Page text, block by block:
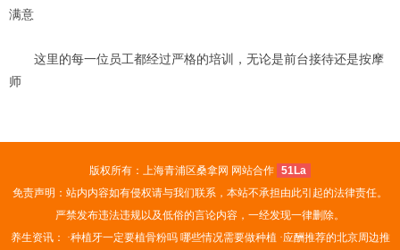
满意
这里的每一位员工都经过严格的培训，无论是前台接待还是按摩
师
版权所有：上海青浦区桑拿网 网站合作 51La
免责声明：站内内容如有侵权请与我们联系，本站不承担由此引起的法律责任。
严禁发布违法违规以及低俗的言论内容，一经发现一律删除。
养生资讯： ·种植牙一定要植骨粉吗 哪些情况需要做种植 ·应酬推荐的北京周边推